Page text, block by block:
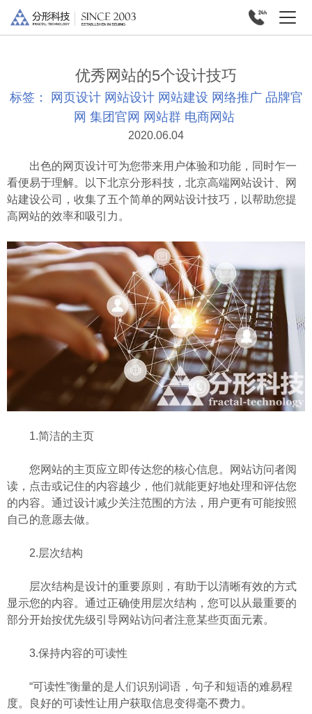
优秀网站的5个设计技巧
标签： 网页设计 网站设计 网站建设 网络推广 品牌官
网 集团官网 网站群 电商网站
2020.06.04
出色的网页设计可为您带来用户体验和功能，同时乍一
看便易于理解。以下北京分形科技，北京高端网站设计、网
站建设公司，收集了五个简单的网站设计技巧，以帮助您提
高网站的效率和吸引力。
1.简洁的主页
您网站的主页应立即传达您的核心信息。网站访问者阅
读，点击或记住的内容越少，他们就能更好地处理和评估您
的内容。通过设计减少关注范围的方法，用户更有可能按照
自己的意愿去做。
2.层次结构
层次结构是设计的重要原则，有助于以清晰有效的方式
显示您的内容。通过正确使用层次结构，您可以从最重要的
部分开始按优先级引导网站访问者注意某些页面元素。
3.保持内容的可读性
“可读性”衡量的是人们识别词语，句子和短语的难易程
度。良好的可读性让用户获取信息变得毫不费力。